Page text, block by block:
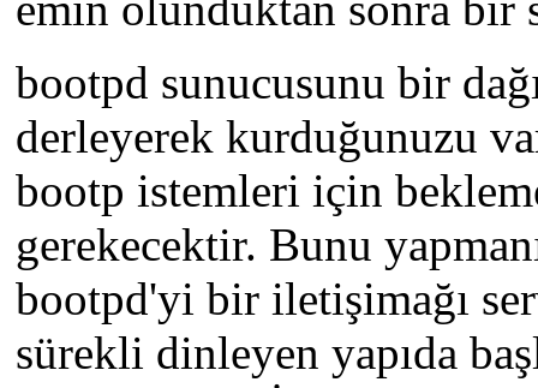
bootpd sunucusunu bir
derleyerek kurduğunuzu
bootp istemleri için
gerekecektir. Bunu
bootpd'yi bir iletişimağı
sürekli dinleyen yapıda